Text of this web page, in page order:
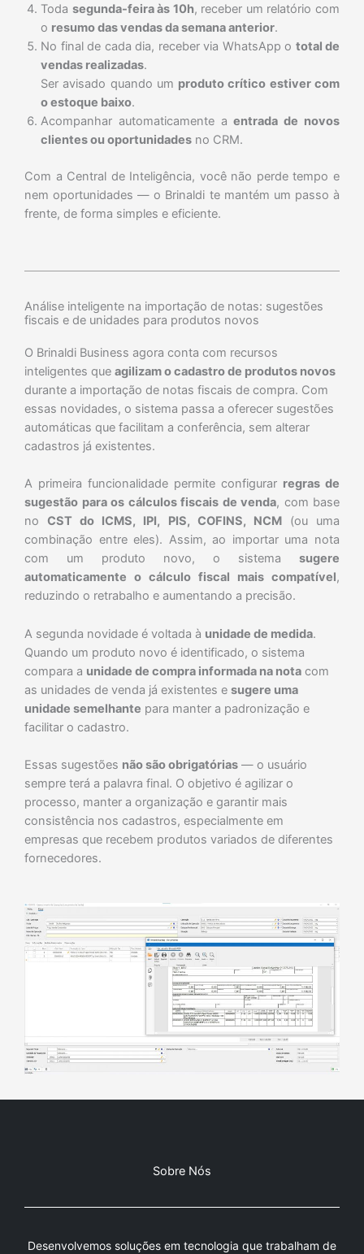
Toda segunda-feira às 10h, receber um relatório com
o resumo das vendas da semana anterior.
No final de cada dia, receber via WhatsApp o total de
vendas realizadas.
Ser avisado quando um produto crítico estiver com
o estoque baixo.
Acompanhar automaticamente aentrada de novos
clientes ou oportunidades no CRM.
Com a Central de Inteligência, você não perde tempo e
nem oportunidades — o Brinaldi te mantém um passo à
frente, de forma simples e eficiente.
Análise inteligente na importação de notas: sugestões
fiscais e de unidades para produtos novos
O Brinaldi Business agora conta com recursos
inteligentes que agilizam o cadastro de produtos novos
durante a importação de notas fiscais de compra. Com
essas novidades, o sistema passa a oferecer sugestões
automáticas que facilitam a conferência, sem alterar
cadastros já existentes.
A primeira funcionalidade permite configurar regras de
sugestão para os cálculos fiscais de venda, com base
noCST do ICMS, IPI, PIS, COFINS, NCM (ou uma
combinação entre eles). Assim, ao importar uma nota
com um produto novo, o sistema sugere
automaticamente o cálculo fiscal mais compatível,
reduzindo o retrabalho e aumentando a precisão.
A segunda novidade é voltada à unidade de medida.
Quando um produto novo é identificado, o sistema
compara a unidade de compra informada na nota com
as unidades de venda já existentes e sugere uma
unidade semelhante para manter a padronização e
facilitar o cadastro.
Essas sugestões não são obrigatórias — o usuário
sempre terá a palavra final. O objetivo é agilizar o
processo, manter a organização e garantir mais
consistência nos cadastros, especialmente em
empresas que recebem produtos variados de diferentes
fornecedores.
Sobre Nós
Desenvolvemos soluções em tecnologia que trabalham de